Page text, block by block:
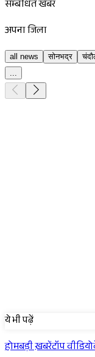
सम्बंधित खबर
अपना जिला
all news सोनभद्र
...
ये भी पढ़ें
होमबड़ी ख़बरेंटॉप वीडियो